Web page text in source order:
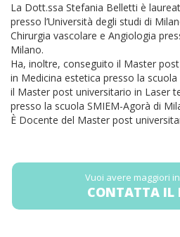
La Dott.ssa Stefania Belletti è
presso l’Università degli studi di
Chirurgia vascolare e Angiologia
Milano.
Ha, inoltre, conseguito il Master
in Medicina estetica presso la
il Master post universitario in Laser
presso la scuola SMIEM-Agorà di
È Docente del Master post
Vuoi avere maggiori
CONTATTA IL